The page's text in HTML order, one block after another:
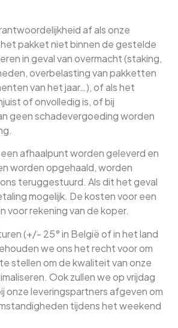
af als onze
pakket niet binnen de gestelde
in geval van overmacht (staking,
overbelasting van pakketten
van het jaar…), of als het
of onvolledig is, of bij
geen schadevergoeding worden
afhaalpunt worden geleverd en
worden opgehaald, worden
teruggestuurd. Als dit het geval
mogelijk. De kosten voor een
voor rekening van de koper.
(+/- 25° in België of in het land
we ons het recht voor om
stellen om de kwaliteit van onze
Ook zullen we op vrijdag
onze leveringspartners afgeven om
tijdens het weekend